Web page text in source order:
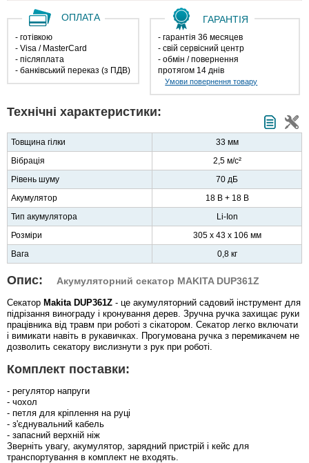
ОПЛАТА
- готівкою
- Visa / MasterCard
- післяплата
- банківський переказ (з ПДВ)
ГАРАНТІЯ
- гарантія 36 месяцев
- свій сервісний центр
- обмін / повернення
протягом 14 днів
Умови повернення товару
Технічні характеристики:
Товщина гілки
33 мм
Вібрація
2,5 м/с²
Рівень шуму
70 дБ
Акумулятор
18 В + 18 В
Тип акумулятора
Li-Ion
Розміри
305 x 43 x 106 мм
Вага
0,8 кг
Опис: Акумуляторний секатор MAKITA DUP361Z
Секатор Makita DUP361Z - це акумуляторний садовий інструмент для
підрізання винограду і кронування дерев. Зручна ручка захищає руки
працівника від травм при роботі з сікатором. Секатор легко включати
і вимикати навіть в рукавичках. Прогумована ручка з перемикачем не
дозволить секатору вислизнути з рук при роботі.
Комплект поставки:
- регулятор напруги
- чохол
- петля для кріплення на руці
- з'єднувальний кабель
- запасний верхній ніж
Зверніть увагу, акумулятор, зарядний пристрій і кейс для
транспортування в комплект не входять.